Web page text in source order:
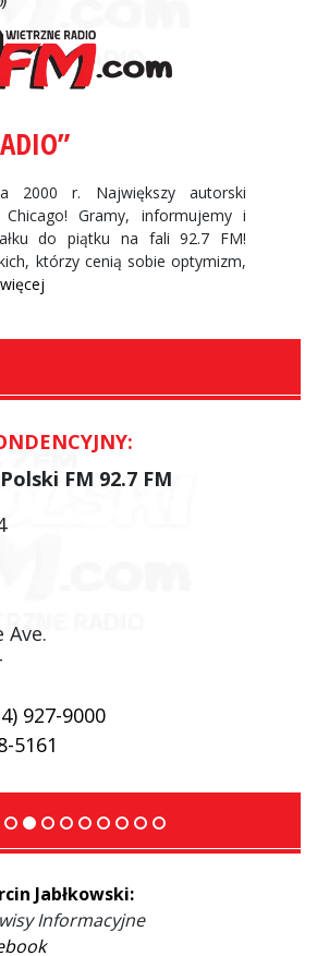
2000 r. Największy autorski
Gramy, informujemy i
do piątku na fali 92.7 FM!
którzy cenią sobie optymizm,
FM 92.7 FM
Ave.
927-9000
5161
Jabłkowski:
Informacyjne